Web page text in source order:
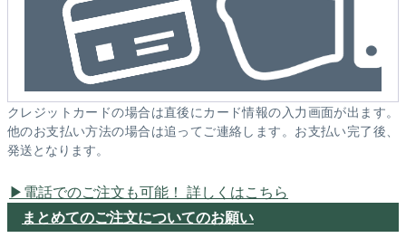
クレジットカードの場合は直後にカード情報の入力画面が出ます。
他のお支払い方法の場合は追ってご連絡します。お支払い完了後、
発送となります。
電話でのご注文も可能！ 詳しくはこちら
まとめてのご注文についてのお願い